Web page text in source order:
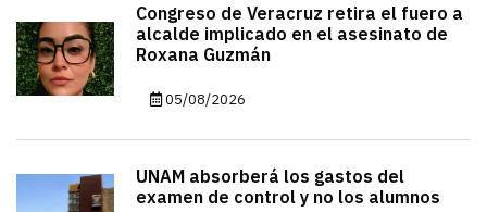
Congreso de Veracruz retira el fuero a
alcalde implicado en el asesinato de
Roxana Guzmán
05/08/2026
UNAM absorberá los gastos del
examen de control y no los alumnos